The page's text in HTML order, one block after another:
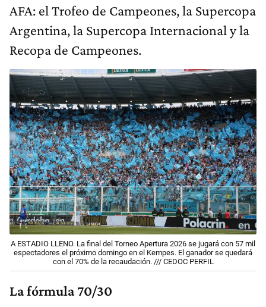
AFA: el Trofeo de Campeones, la Supercopa
Argentina, la Supercopa Internacional y la
Recopa de Campeones.
A ESTADIO LLENO. La final del Torneo Apertura 2026 se jugará con 57 mil
espectadores el próximo domingo en el Kempes. El ganador se quedará
con el 70% de la recaudación. /// CEDOC PERFIL
La fórmula 70/30